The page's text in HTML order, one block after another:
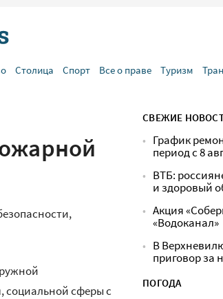
Столица Спорт Все о праве Туризм
социальной сферы с
СВЕЖИЕ
График
период с 8
ВТБ:
и здоровый
Акция
«Водоканал»
В
приговор за
ПОГОДА